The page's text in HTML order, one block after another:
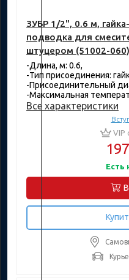
ЗУБР 1/2", 0.6 м,
подводка для
штуцером (51002-060)
-Длина, м: 0.6,
-Тип присоединения:
-Присоединительный
-Максимальная
Все характеристики
VIP
197
Есть